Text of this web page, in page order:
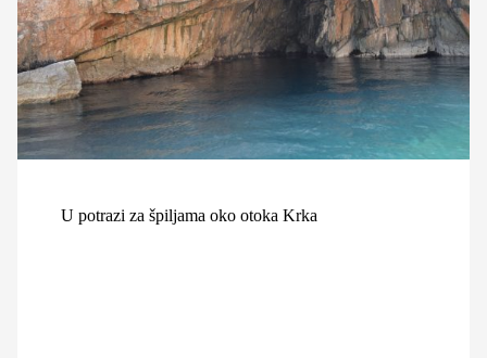
U potrazi za špiljama oko otoka Krka